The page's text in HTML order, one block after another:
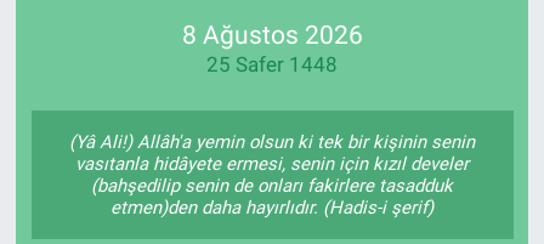
8 Ağustos 2026
25 Safer 1448
(Yâ Ali!) Allâh'a yemin olsun ki tek bir kişinin senin
vasıtanla hidâyete ermesi, senin için kızıl develer
(bahşedilip senin de onları fakirlere tasadduk
etmen)den daha hayırlıdır. (Hadis-i şerif)
SAĞLIK
YAŞAM